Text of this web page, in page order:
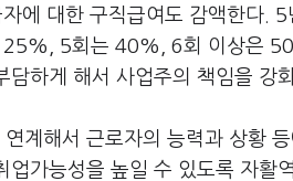
에 대한 구직급여도 감액한다.
5회는 40%, 6회 이상은
하게 해서 사업주의 책임을 강
계해서 근로자의 능력과 상황
가능성을 높일 수 있도록 자활